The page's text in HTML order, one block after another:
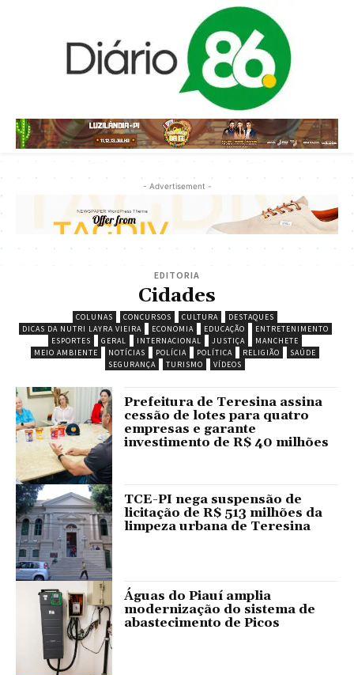
- Advertisement -
EDITORIA
Cidades
COLUNAS CONCURSOS CULTURA
DESTAQUES
DICAS DA NUTRI LAYRA VIEIRA
ECONOMIA EDUCAÇÃO
ENTRETENIMENTO
ESPORTES
GERAL INTERNACIONAL JUSTIÇA
MANCHETE
MEIO AMBIENTE
NOTÍCIAS POLÍCIA POLÍTICA RELIGIÃO
SAÚDE
SEGURANÇA
TURISMO VÍDEOS
Prefeitura de Teresina assina
cessão de lotes para quatro
empresas e garante
investimento de R$ 40 milhões
TCE-PI nega suspensão de
licitação de R$ 513 milhões da
limpeza urbana de Teresina
Águas do Piauí amplia
modernização do sistema de
abastecimento de Picos